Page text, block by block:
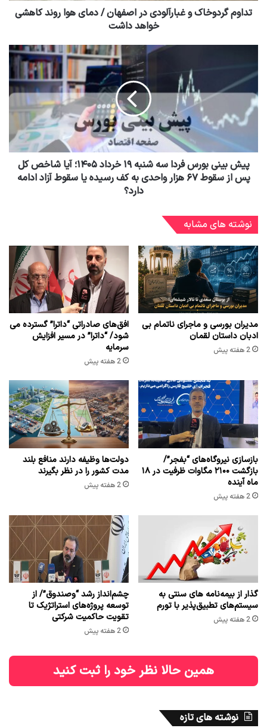
تداوم گردوخاک و غبارآلودی در اصفهان / دمای هوا روند کاهشی
خواهد داشت
پیش بینی بورس فردا سه شنبه ۱۹ خرداد ۱۴۰۵؛ آیا شاخص کل
پس از سقوط ۶۷ هزار واحدی به کف رسیده یا سقوط آزاد ادامه
دارد؟
نوشته های مشابه
مدیران بورسی و ماجرای ناتمام بی
ادبان داستان لقمان
2 هفته پیش
افق‌های صادراتی “داترا” گسترده می
شود/ “داترا” در مسیر افزایش
سرمایه
2 هفته پیش
بازسازی نیروگاه‌های “بفجر”/
بازگشت ۲۱۰۰ مگاوات ظرفیت در ۱۸
ماه آینده
2 هفته پیش
دولت‌ها وظیفه دارند منافع بلند
مدت کشور را در نظر بگیرند
2 هفته پیش
گذار از بیمه‌نامه های سنتی به
سیستم‌های تطبیق‌پذیر با تورم
2 هفته پیش
چشم‌انداز رشد “وصندوق”/ از
توسعه پروژه‌های استراتژیک تا
تقویت حاکمیت شرکتی
2 هفته پیش
همین حالا نظر خود را ثبت کنید
نوشته های تازه